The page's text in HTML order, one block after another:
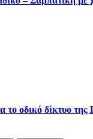
οδικό δίκτυο